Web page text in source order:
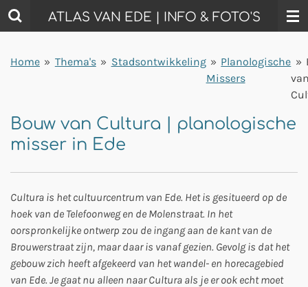
Ga
direct
de
ATLAS VAN EDE | INFO & FOTO'S
Home » Thema's » Stadsontwikkeling » Planologische
Missers
»
Bouw van Cultura | planologische
misser in Ede
Cultura is het cultuurcentrum van Ede. Het is gesitueerd op de
hoek van de Telefoonweg en de Molenstraat. In het
oorspronkelijke ontwerp zou de ingang aan de kant van de
Brouwerstraat zijn, maar daar is vanaf gezien. Gevolg is dat het
gebouw zich heeft afgekeerd van het wandel- en horecagebied
van Ede. Je gaat nu alleen naar Cultura als je er ook echt moet